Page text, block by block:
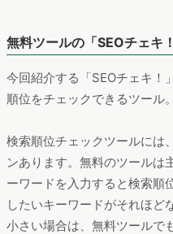
無料ツールの「SEOチェキ
今回紹介する「SEOチェキ！
順位をチェックできるツール。
検索順位チェックツールには
ンあります。無料のツールは
ーワードを入力すると検索順
したいキーワードがそれほど
小さい場合は、無料ツールで